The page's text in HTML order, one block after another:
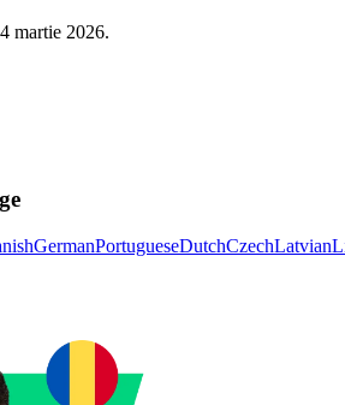
martie 2026.
GermanPortugueseDutchCzechLatvian